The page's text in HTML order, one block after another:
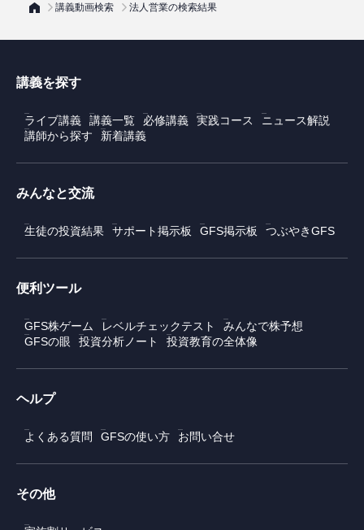
講義動画検索 法人営業の検索結果
講義を探す
ライブ講義 講義一覧 必修講義 実践コース
ニュース解説
講師から探す
新着講義
みんなと交流
生徒の投資結果 サポート掲示板 GFS掲示板 つぶやきGFS
便利ツール
GFS株ゲーム レベルチェックテスト
みんなで株予想
GFSの眼
投資分析ノート 投資教育の全体像
ヘルプ
よくある質問 GFSの使い方 お問い合せ
その他